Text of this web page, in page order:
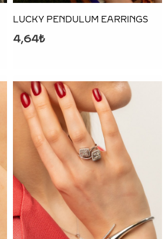
LUCKY PENDULUM EARRINGS
4,64₺